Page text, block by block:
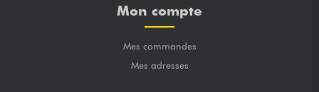
Mon compte
Mes commandes
Mes adresses